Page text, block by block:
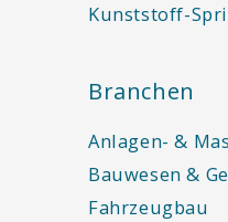
Kunststoff-
Branchen
Anlagen- &
Bauwesen &
Fahrzeugbau